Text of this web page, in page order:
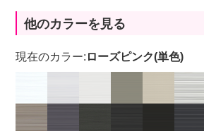
他のカラーを見る
現在のカラー: ローズピンク(単色)